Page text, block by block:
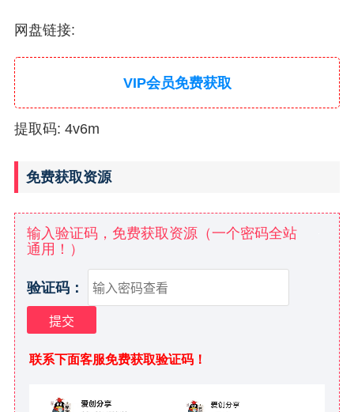
网盘链接:
VIP会员免费获取
提取码: 4v6m
免费获取资源
输入验证码，免费获取资源（一个密码全站
通用！）
验证码：
联系下面客服免费获取验证码！